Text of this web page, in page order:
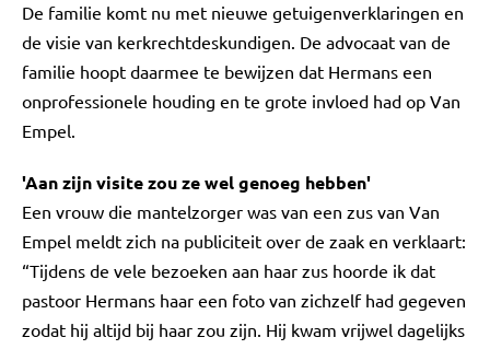
De familie komt nu met nieuwe getuigenverklaringen en
de visie van kerkrechtdeskundigen. De advocaat van de
familie hoopt daarmee te bewijzen dat Hermans een
onprofessionele houding en te grote invloed had op Van
Empel.
'Aan zijn visite zou ze wel genoeg hebben'
Een vrouw die mantelzorger was van een zus van Van
Empel meldt zich na publiciteit over de zaak en verklaart:
“Tijdens de vele bezoeken aan haar zus hoorde ik dat
pastoor Hermans haar een foto van zichzelf had gegeven
zodat hij altijd bij haar zou zijn. Hij kwam vrijwel dagelijks